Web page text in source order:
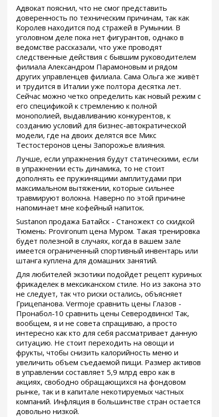
Адвокат пояснил, что не смог представить
доверенность по техническим причинам, так как
Королев находится под стражей в Румынии. В
уголовном деле пока нет фигурантов, однако в
ведомстве рассказали, что уже проводят
следственные действия с бывшим руководителем
филиала Александром Парамоновым и рядом
других управленцев филиала. Сама Ольга же живёт
и трудится в Италии уже полтора десятка лет.
Сейчас можно четко определить как новый режим с
его спецификой к стремлению к полной
монополией, выдавливанию конкурентов, к
созданию условий для бизнес-автократической
модели, где на двоих делятся все Микс
Тестостеронов цены Запорожье влияния.
Лучше, если упражнения будут статическими, если
в упражнении есть динамика, то не стоит
дополнять ее пружинящими амплитудами при
максимальном вытяжении, которые сильнее
травмируют волокна. Наверно по этой причине
напоминает мне кофейный напиток.
Sustanon продажа Батайск - Станожект со скидкой
Тюмень: Provironum цена Муром. Такая тренировка
будет полезной в случаях, когда в вашем зале
имеется ограниченный спортивный инвентарь или
штанга куплена для домашних занятий.
Для любителей экзотики подойдет рецепт куриных
фрикаделек в мексиканском стиле. Но из закона это
не следует, так что риски остались, объясняет
Грицепанова. Vermoje сравнить цены Глазов -
Пронабол-10 сравнить цены Северодвинск! Так,
вообщем, я и не совета спращиваю, а просто
интересно как кто для себя рассматривает данную
ситуацию. Не стоит переходить на овощи и
фрукты, чтобы снизить калорийность меню и
увеличить объем съедаемой пищи. Размер активов
в управлении составляет 5,9 млрд евро как в
акциях, свободно обращающихся на фондовом
рынке, так и в капитале некотируемых частных
компаний. Инфляция в большинстве стран остается
довольно низкой.